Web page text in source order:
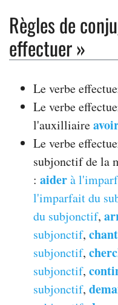
Règles de
effectuer »
Le verbe
Le verbe
l'auxilliaire
Le verbe
subjonctif de la
: aiderà
l'imparfait du
du subjonctif,
subjonctif,
subjonctif,
subjonctif,
subjonctif,